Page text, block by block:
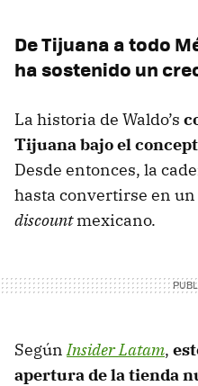
De Tijuana a todo
ha sostenido un
La historia de Waldo’s
Tijuana bajo el
Desde entonces, la
hasta convertirse en
discountmexicano.
SegúnInsider Latam,
apertura de la tienda